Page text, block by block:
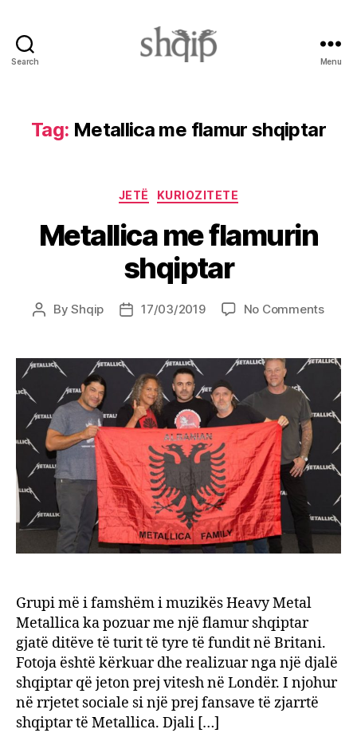
Search Menu
Tag: Metallica me flamur shqiptar
Categories
JETË KURIOZITETE
Metallica me flamurin
shqiptar
PostByShqip
Post17/03/2019 No Commentson
Grupi më i famshëm i muzikës Heavy Metal
Metallica ka pozuar me një flamur shqiptar
gjatë ditëve të turit të tyre të fundit në Britani.
Fotoja është kërkuar dhe realizuar nga një djalë
shqiptar që jeton prej vitesh në Londër. I njohur
në rrjetet sociale si një prej fansave të zjarrtë
shqiptar të Metallica. Djali […]